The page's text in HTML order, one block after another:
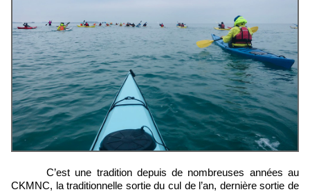
C’est une tradition depuis de nombreuses années au
CKMNC, la traditionnelle sortie du cul de l’an, dernière sortie de